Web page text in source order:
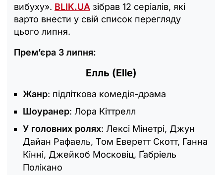
вибуху». BLIK.UA зібрав 12 серіалів, які
варто внести у свій список перегляду
цього липня.
Прем’єра 3 липня:
Елль (Elle)
Жанр: підліткова комедія-драма
Шоуранер: Лора Кіттрелл
У головних ролях: Лексі Мінетрі, Джун
Дайан Рафаель, Том Еверетт Скотт, Ганна
Кінні, Джейкоб Московіц, Ґабріель
Полікано